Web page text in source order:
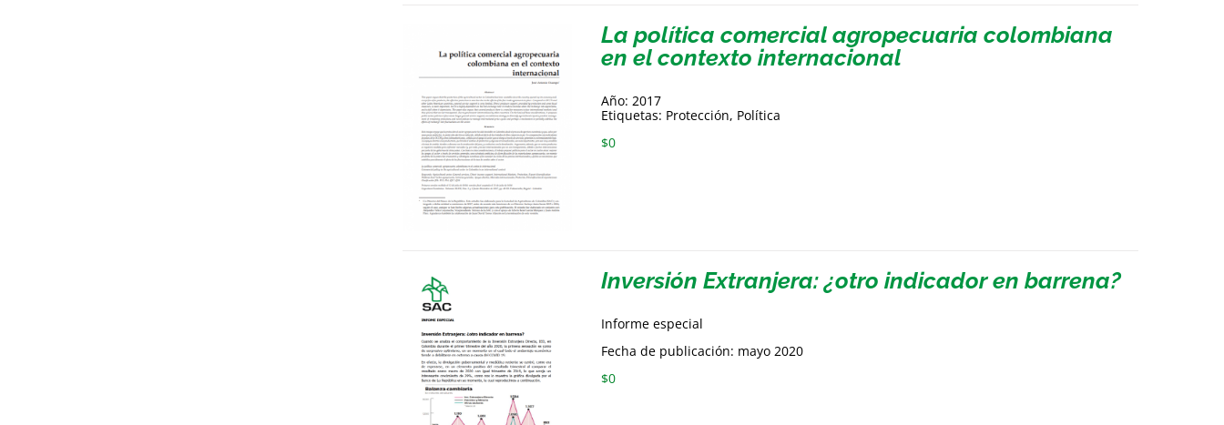
La política comercial agropecuaria colombiana
en el contexto internacional
Año: 2017
Etiquetas: Protección, Política
$0
Inversión Extranjera: ¿otro indicador en barrena?
Informe especial
Fecha de publicación: mayo 2020
$0